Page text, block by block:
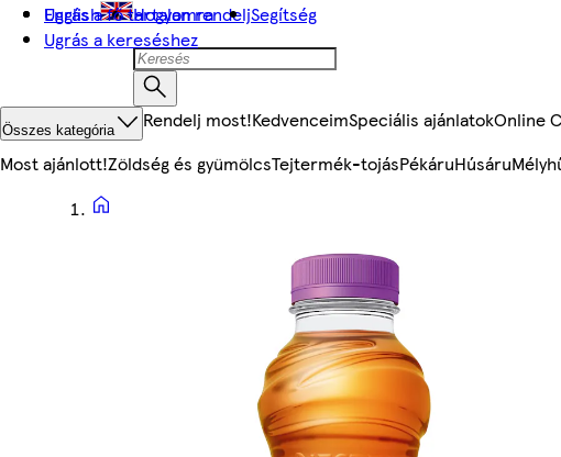
Ugrás a fő tartalomra
Ugrás a kereséshez
English Hogyan rendeljSegítség
Összes kategória Rendelj most!KedvenceimSpeciális ajánlatokOnline
Most ajánlott!Zöldség és gyümölcsTejtermék-tojásPékáruHúsáru